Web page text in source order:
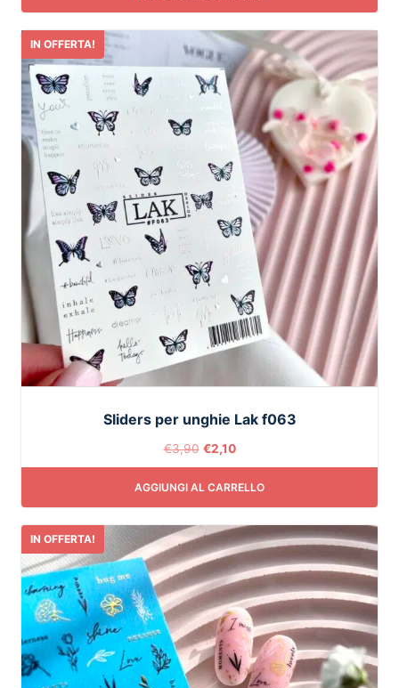
IN OFFERTA!
Sliders per unghie Lak f063
€3,90 €2,10
AGGIUNGI AL CARRELLO
IN OFFERTA!